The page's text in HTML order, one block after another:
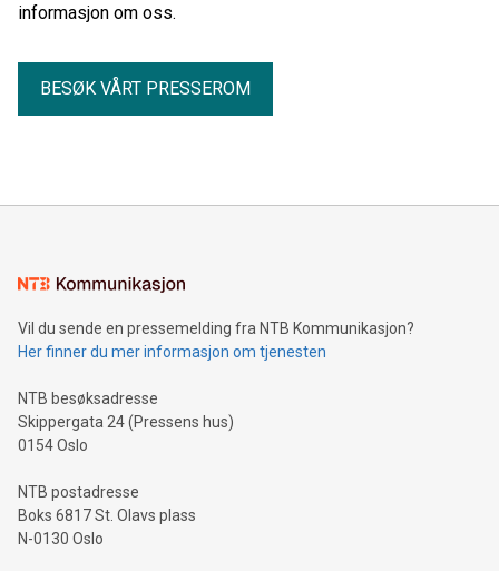
informasjon om oss.
BESØK VÅRT PRESSEROM
Vil du sende en pressemelding fra NTB Kommunikasjon?
Her finner du mer informasjon om tjenesten
NTB besøksadresse
Skippergata 24 (Pressens hus)
0154 Oslo
NTB postadresse
Boks 6817 St. Olavs plass
N-0130 Oslo